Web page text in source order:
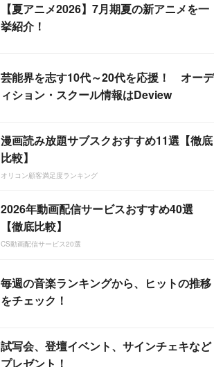
【夏アニメ2026】7月期夏の新アニメを一
挙紹介！
芸能界を志す10代～20代を応援！ オーデ
ィション・スクール情報はDeview
漫画読み放題サブスクおすすめ11選【徹底
比較】
オリコン顧客満足度ランキング
2026年動画配信サービスおすすめ40選
【徹底比較】
CS動画配信サービス20選
毎週の音楽ランキングから、ヒットの推移
をチェック！
試写会、登壇イベント、サインチェキなど
プレゼント！